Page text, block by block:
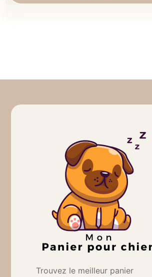
Trouvez le meilleur panier